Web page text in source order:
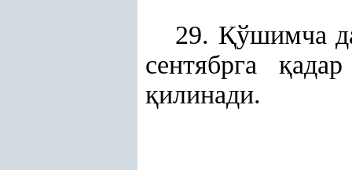
29. Қўшимча
сентябрга қ
қилинади.